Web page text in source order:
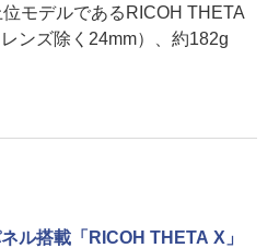
モデルであるRICOH THETA
ンズ除く24mm）、約182g
ル搭載「RICOH THETA X」